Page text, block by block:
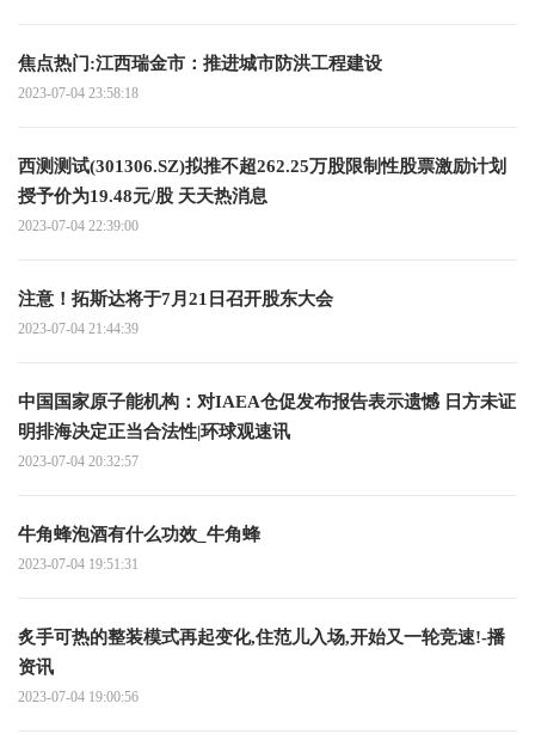
焦点热门:江西瑞金市：推进城市防洪工程建设
2023-07-04 23:58:18
西测测试(301306.SZ)拟推不超262.25万股限制性股票激励计划
授予价为19.48元/股 天天热消息
2023-07-04 22:39:00
注意！拓斯达将于7月21日召开股东大会
2023-07-04 21:44:39
中国国家原子能机构：对IAEA仓促发布报告表示遗憾 日方未证
明排海决定正当合法性|环球观速讯
2023-07-04 20:32:57
牛角蜂泡酒有什么功效_牛角蜂
2023-07-04 19:51:31
炙手可热的整装模式再起变化,住范儿入场,开始又一轮竞速!-播
资讯
2023-07-04 19:00:56